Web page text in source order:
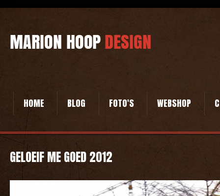
HOME BLOG FOTO'S WEBSHOP
GELOEIF ME GOED 2012